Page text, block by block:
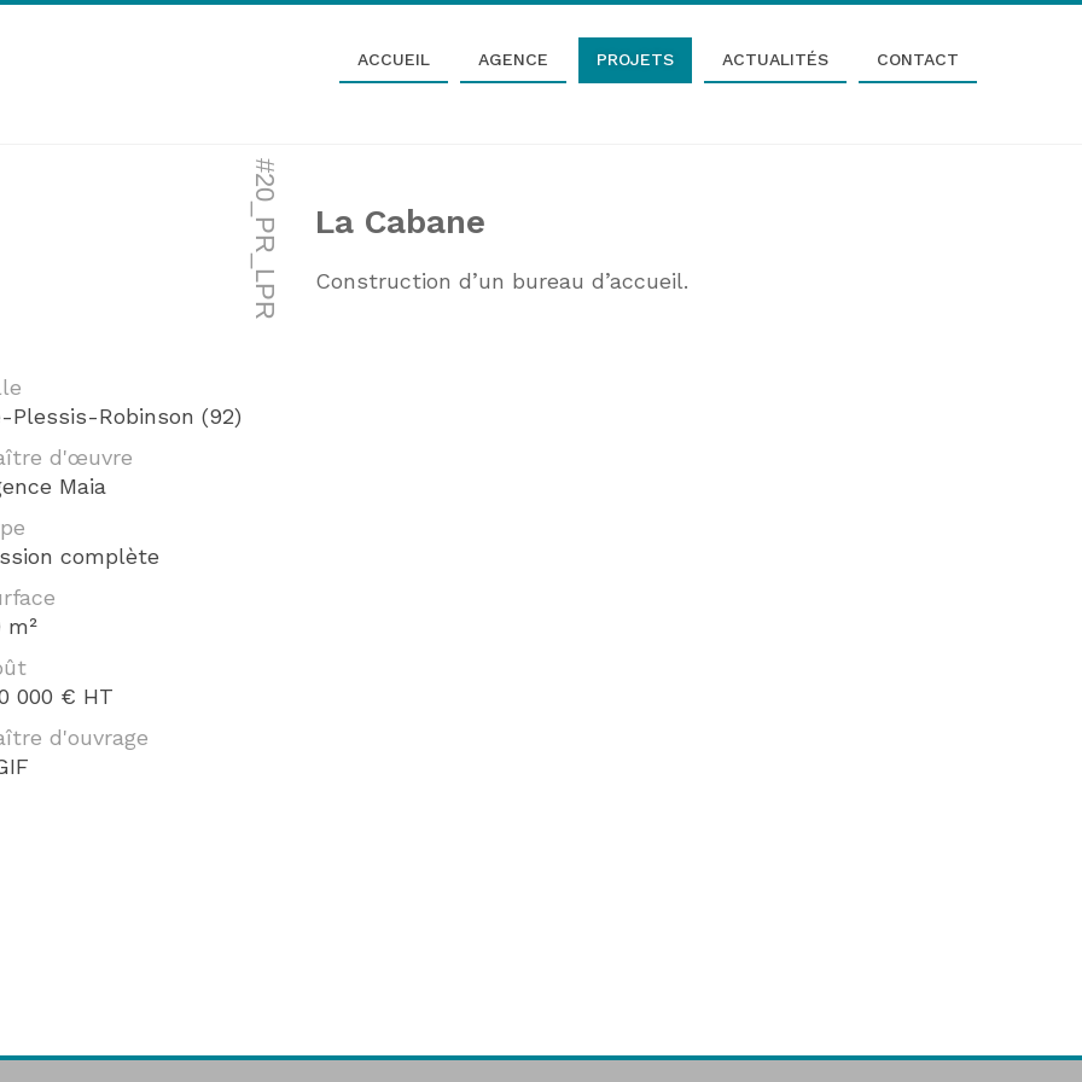
ACCUEIL AGENCE PROJETS ACTUALITÉS CONTACT
#20_PR_LPR La Cabane
Construction d’un bureau d’accueil.
Plessis-Robinson (92)
d'œuvre
Maia
complète
m²
000 € HT
d'ouvrage